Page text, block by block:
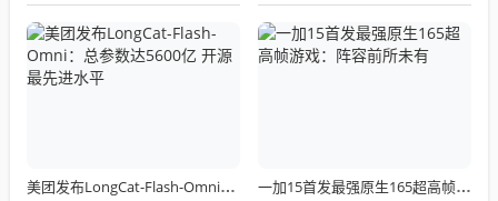
美团发布LongCat-Flash-Omni：总参数达5600亿 开源最先进水平 一加15首发最强原生165超高帧游戏：阵容前所未有